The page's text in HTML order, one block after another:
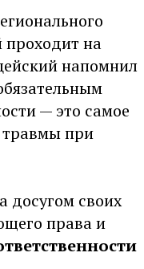
проходит на
напомнил
— это самое
травмы при
досугом своих
права и